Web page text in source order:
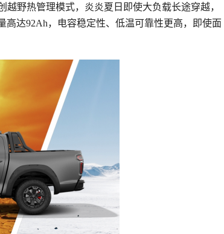
野热管理模式，炎炎夏日即使大负载长途穿越，
达92Ah，电容稳定性、低温可靠性更高，即使面